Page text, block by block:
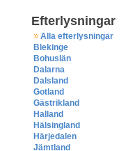
Efterlysningar
Alla efterlysningar
Blekinge
Bohuslän
Dalarna
Dalsland
Gotland
Gästrikland
Halland
Hälsingland
Härjedalen
Jämtland